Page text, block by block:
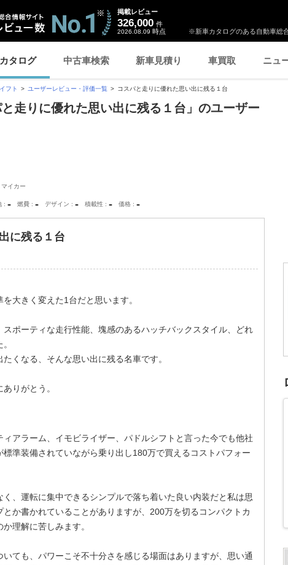
※新車カタログのある自動車総
掲載レビュー
326,000 件
2026.08.09 時点
カタログ 中古車検索 新車見積り 車買取 ニュ
フト ユーザーレビュー・評価一覧 コスパと走りに優れた思い出に残る１台
走りに優れた思い出に残る１台」のユーザー
イカー
- 燃費 - デザイン - 積載性 - 価格 -
に残る１台
大きく変えた1台だと思います。
ポーティな走行性能、塊感のあるハッチバックスタイル、どれ
くなる、そんな思い出に残る名車です。
りがとう。
アラーム、イモビライザー、パドルシフトと言った今でも他社
準装備されていながら乗り出し180万で買えるコストパフォー
、運転に集中できるシンプルで落ち着いた良い内装だと私は思
か書かれていることがありますが、200万を切るコンパクトカ
理解に苦しみます。
ても、パワーこそ不十分さを感じる場面はありますが、思い通